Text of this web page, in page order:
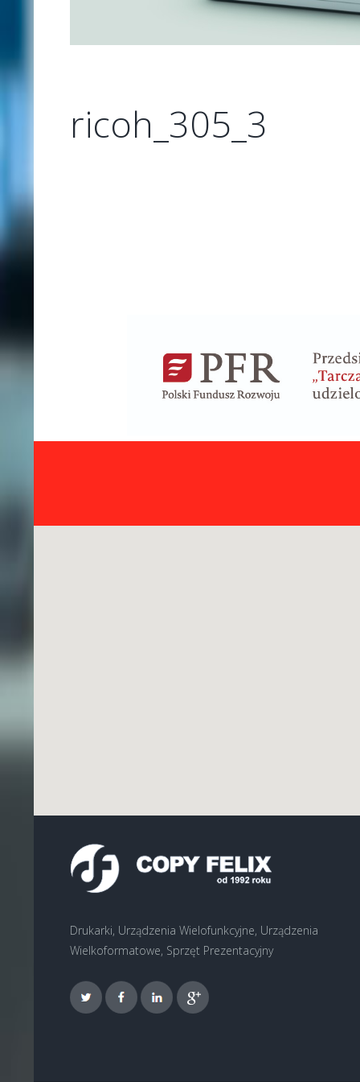
ricoh_305_3
Drukarki, Urządzenia Wielofunkcyjne, Urządzenia
Wielkoformatowe, Sprzęt Prezentacyjny